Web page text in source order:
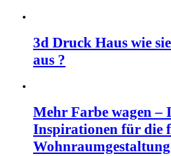
3d Druck Haus wie
aus ?
Mehr Farbe wagen –
Inspirationen für die